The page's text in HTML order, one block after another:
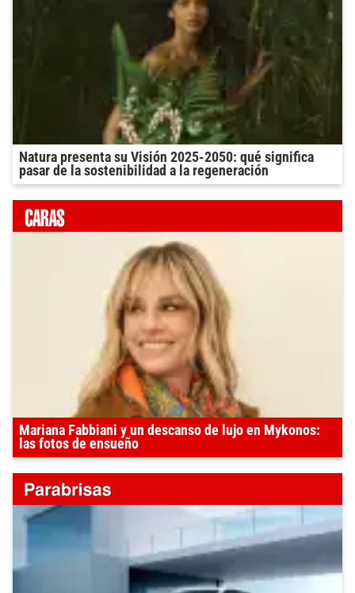
Natura presenta su Visión 2025-2050: qué significa
pasar de la sostenibilidad a la regeneración
Mariana Fabbiani y un descanso de lujo en Mykonos:
las fotos de ensueño